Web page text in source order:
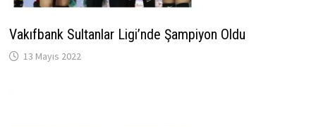
Vakıfbank Sultanlar Ligi’nde Şampiyon Oldu
13 Mayıs 2022